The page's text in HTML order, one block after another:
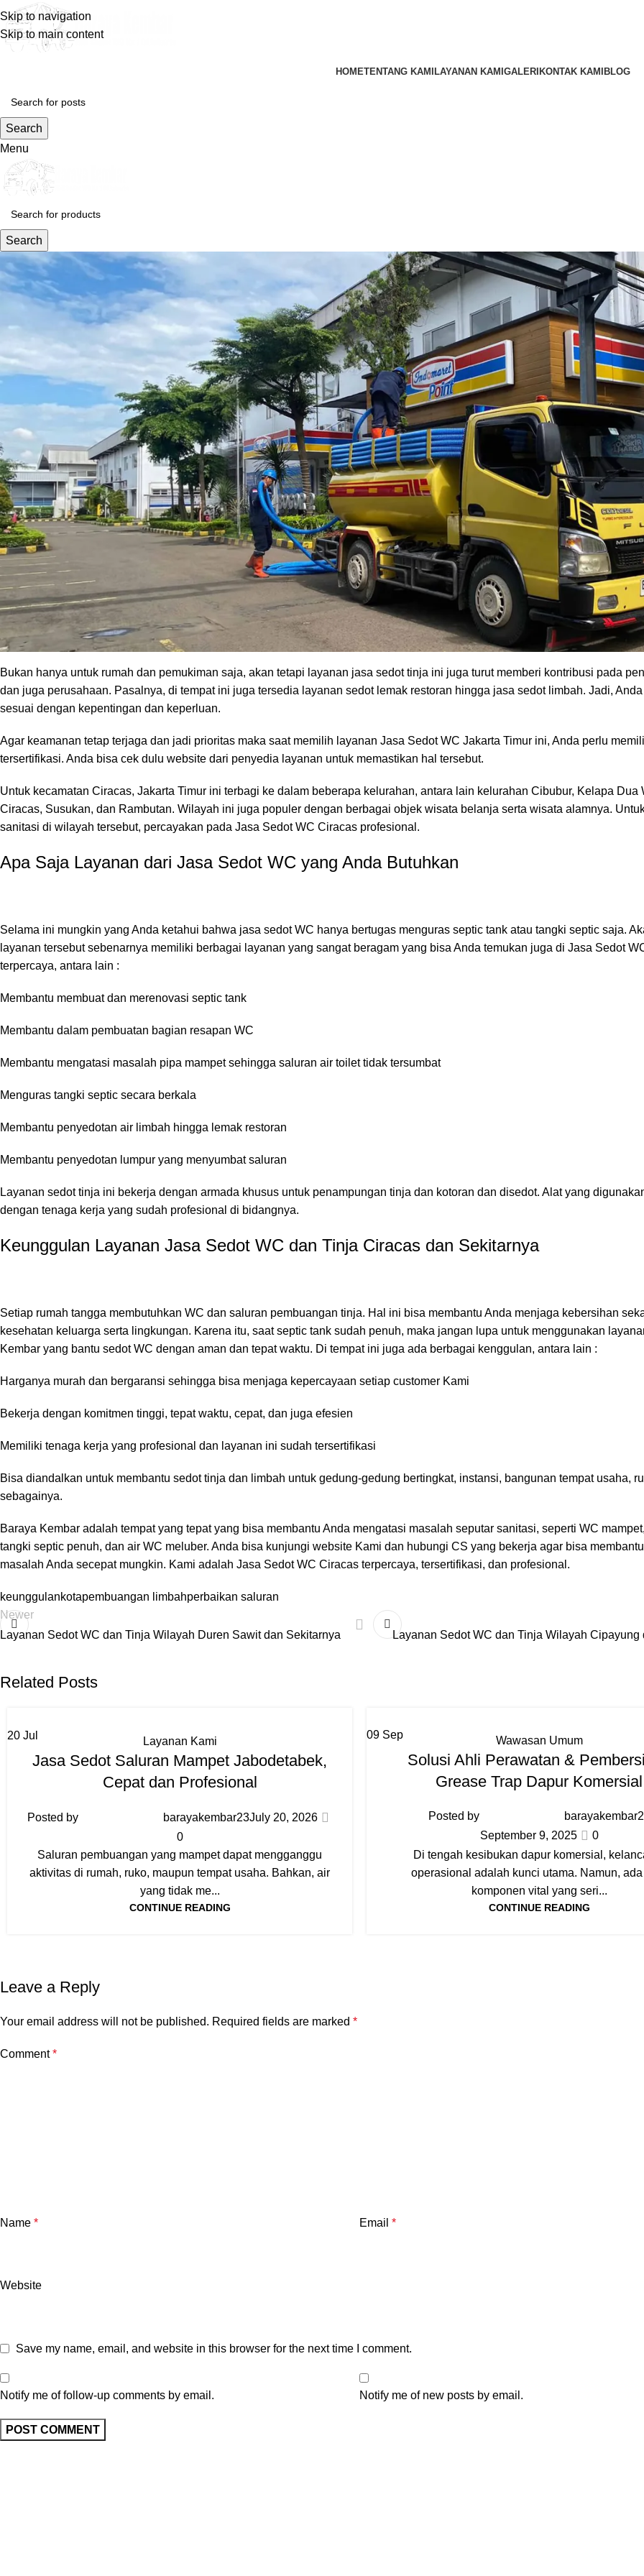
Skip to navigation
Skip to main content
HOMETENTANG KAMI LAYANAN KAMI GALERI KONTAK KAMI BLOG
Search
Menu
Search
Blog
Home Layanan Kami
Layanan Kami
Layanan Sedot WC dan Tinja Wilayah Ciracas dan Sekitarnya
Posted by
barayakembar23
On February 20, 2024
Jakarta adalah salah satu tempat paling sibuk di Indonesia dimana menjadi pusat kegiatan ekonomi dan pemerintahan.
dalamnya menjadi bagian penting dari ibukota Indonesia, termasuk wilayah Ciracas. Wilayah ini ada di Kota
Jakarta Timur
memiliki luas wilayah sekitar 1.608 Ha.
Sebagai salah satu wilayah di ibukota, kebersihan dan kesehatan lingkungan tentunya jadi hal penting untuk diperhatikan.
akan membutuhkan
racassebagai solusi jika ada masalah pada sanitasi di rumah atau lingkungan tempat
Beberapa masalah yang bisa diatasi adalah WC mampet, septic tank penuh, saluran tersumbat, dan lain sebagainya.
Penyedia LayananJasa Sedot WCCiracasdan Sekitarnya Terpercaya
Bukan hanya untuk rumah dan pemukiman saja, akan tetapi layanan jasa sedot tinja ini juga turut memberi kontribusi pada
dan juga perusahaan. Pasalnya, di tempat ini juga tersedia layanan sedot lemak restoran hingga jasa sedot limbah. Jadi,
sesuai dengan kepentingan dan keperluan.
Agar keamanan tetap terjaga dan jadi prioritas maka saat memilih layanan Jasa SedotWC Jakarta Timur ini, Anda perlu
tersertifikasi. Anda bisa cek dulu website dari penyedia layanan untuk memastikan hal tersebut.
Untuk kecamatan Ciracas, Jakarta Timur ini terbagi ke dalam beberapa kelurahan, antara lain kelurahan Cibubur, Kelapa Dua
Ciracas, Susukan, dan Rambutan. Wilayah ini juga populer dengan berbagai objek wisata belanja serta wisata alamnya.
sanitasi di wilayah tersebut, percayakan pada Jasa SedotWC Ciracas profesional.
Apa Saja Layanan dari Jasa Sedot WC yang Anda Butuhkan
Selama ini mungkin yang Anda ketahui bahwa jasa sedot WC hanya bertugas menguras septic tank atau tangki septic saja.
layanan tersebut sebenarnya memiliki berbagai layanan yang sangat beragam yang bisa Anda temukan juga di Jasa Sedot
terpercaya, antara lain :
Membantu membuat dan merenovasi septic tank
Membantu dalam pembuatan bagian resapan WC
Membantu mengatasi masalah pipa mampet sehingga saluran air toilet tidak tersumbat
Menguras tangki septic secara berkala
Membantu penyedotan air limbah hingga lemak restoran
Membantu penyedotan lumpur yang menyumbat saluran
Layanan sedot tinja ini bekerja dengan armada khusus untuk penampungan tinja dan kotoran dan disedot. Alat yang
dengan tenaga kerja yang sudah profesional di bidangnya.
Keunggulan Layanan Jasa Sedot WC dan Tinja Ciracas dan Sekitarnya
Setiap rumah tangga membutuhkan WC dan saluran pembuangan tinja. Hal ini bisa membantu Anda menjaga kebersihan
kesehatan keluarga serta lingkungan. Karena itu, saat septic tank sudah penuh, maka jangan lupa untuk menggunakan
Kembar yang bantu sedot WC dengan aman dan tepat waktu. Di tempat ini juga ada berbagai kenggulan, antara lain :
Harganya murah dan bergaransi sehingga bisa menjaga kepercayaan setiap customer Kami
Bekerja dengan komitmen tinggi, tepat waktu, cepat, dan juga efesien
Memiliki tenaga kerja yang profesional dan layanan ini sudah tersertifikasi
Bisa diandalkan untuk membantu sedot tinja dan limbah untuk gedung-gedung bertingkat, instansi, bangunan tempat usaha,
sebagainya.
Baraya Kembar adalah tempat yang tepat yang bisa membantu Anda mengatasi masalah seputar sanitasi, seperti WC
tangki septic penuh, dan air WC meluber. Anda bisa kunjungi website Kami dan hubungi CS yang bekerja agar bisa
masalah Anda secepat mungkin. Kami adalah Jasa SedotWC Ciracas terpercaya, tersertifikasi, dan profesional.
keunggulankotapembuangan limbahperbaikan saluran
Newer
Layanan Sedot WC dan Tinja Wilayah Duren Sawit dan Sekitarnya
Layanan Sedot WC dan Tinja Wilayah Cipayung
Related Posts
20 Jul Layanan Kami
Jasa Sedot Saluran Mampet Jabodetabek,
Cepat dan Profesional
Posted by barayakembar23July 20, 2026
0
Saluran pembuangan yang mampet dapat mengganggu
aktivitas di rumah, ruko, maupun tempat usaha. Bahkan, air
yang tidak me...
CONTINUE READING
09 Sep Wawasan Umum
Solusi Ahli Perawatan &
Grease Trap Dapur Komersial
Posted by
September 9, 2025
0
Di tengah kesibukan dapur komersial,
operasional adalah kunci utama. Namun, ada
komponen vital yang seri...
CONTINUE READING
Leave a Reply
Your email address will not be published. Required fields are marked *
Comment*
Name * Email*
Website
Save my name, email, and website in this browser for the next time I comment.
Notify me of follow-up comments by email. Notify me of new posts by email.